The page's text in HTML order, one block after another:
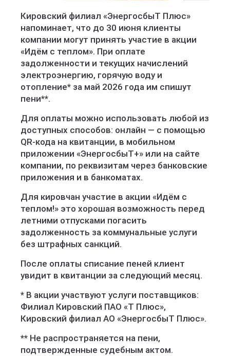
Кировский филиал «ЭнергосбыТ Плюс»
напоминает, что до 30 июня клиенты
компании могут принять участие в акции
«Идём с теплом». При оплате
задолженности и текущих начислений
электроэнергию, горячую воду и
отопление* за май 2026 года им спишут
пени**.
Для оплаты можно использовать любой из
доступных способов: онлайн — с помощью
QR-кода на квитанции, в мобильном
приложении «ЭнергосбыТ+» или на сайте
компании, по реквизитам через банковские
приложения и в банкоматах.
Для кировчан участие в акции «Идём с
теплом!» это хорошая возможность перед
летними отпусками погасить
задолженность за коммунальные услуги
без штрафных санкций.
После оплаты списание пеней клиент
увидит в квитанции за следующий месяц.
* В акции участвуют услуги поставщиков:
Филиал Кировский ПАО «Т Плюс»,
Кировский филиал АО «ЭнергосбыТ Плюс».
** Не распространяется на пени,
подтвержденные судебным актом.